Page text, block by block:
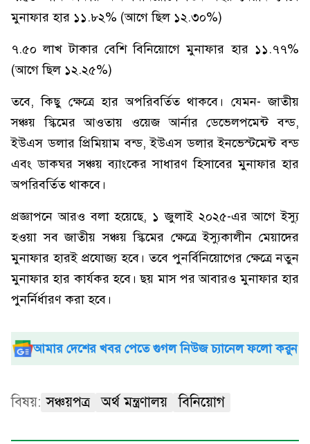
মুনাফার হার ১১.৮২% (আগে ছিল ১২.৩০%)
৭.৫০ লাখ টাকার বেশি বিনিয়োগে মুনাফার হার ১১.৭৭%
(আগে ছিল ১২.২৫%)
তবে, কিছু ক্ষেত্রে হার অপরিবর্তিত থাকবে। যেমন- জাতীয়
সঞ্চয় স্কিমের আওতায় ওয়েজ আর্নার ডেভেলপমেন্ট বন্ড,
ইউএস ডলার প্রিমিয়াম বন্ড, ইউএস ডলার ইনভেস্টমেন্ট বন্ড
এবং ডাকঘর সঞ্চয় ব্যাংকের সাধারণ হিসাবের মুনাফার হার
অপরিবর্তিত থাকবে।
প্রজ্ঞাপনে আরও বলা হয়েছে, ১ জুলাই ২০২৫-এর আগে ইস্যু
হওয়া সব জাতীয় সঞ্চয় স্কিমের ক্ষেত্রে ইস্যুকালীন মেয়াদের
মুনাফার হারই প্রযোজ্য হবে। তবে পুনর্বিনিয়োগের ক্ষেত্রে নতুন
মুনাফার হার কার্যকর হবে। ছয় মাস পর আবারও মুনাফার হার
পুনর্নির্ধারণ করা হবে।
আমার দেশের খবর পেতে গুগল নিউজ চ্যানেল ফলো করুন
বিষয়: সঞ্চয়পত্র অর্থ মন্ত্রণালয় বিনিয়োগ